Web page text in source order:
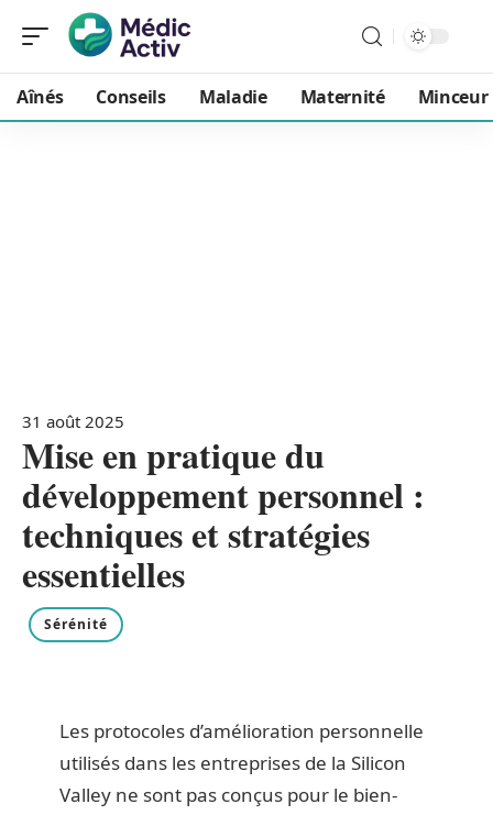
Aînés Conseils Maladie Maternité Minceur
31 août 2025
Mise en pratique du
développement personnel :
techniques et stratégies
essentielles
Sérénité
Les protocoles d’amélioration personnelle
utilisés dans les entreprises de la Silicon
Valley ne sont pas conçus pour le bien-